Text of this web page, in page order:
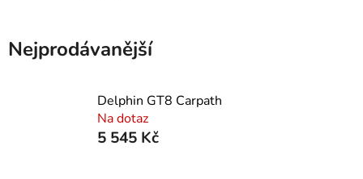
Nejprodávanější
Delphin GT8 Carpath
Na dotaz
5 545 Kč